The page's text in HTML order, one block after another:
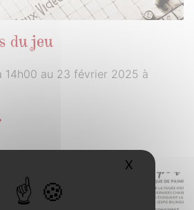
du jeu
14h00 au 23 février 2025 à
X Masquer